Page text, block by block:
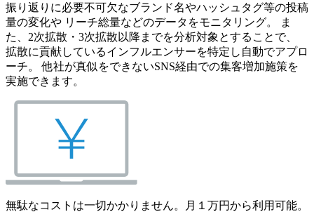
振り返りに必要不可欠なブランド名やハッシュタグ等の投稿
量の変化や リーチ総量などのデータをモニタリング。 ま
た、2次拡散・3次拡散以降までを分析対象とすることで、
拡散に貢献しているインフルエンサーを特定し自動でアプロ
ーチ。 他社が真似をできないSNS経由での集客増加施策を
実施できます。
無駄なコストは一切かかりません。月１万円から利用可能。